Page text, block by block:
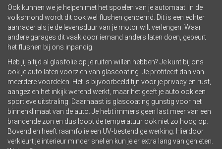
Ook kunnen we je helpen met het spoelen van je automaat. In de
volksmond wordt dit ook wel flushen genoemd. Dit is een echter
aanrader als je de levensduur van je motor wilt verlengen. Waar
andere garages dit vaak door iemand anders laten doen, gebeurt
het flushen bij ons inpandig.
Heb jij altijd al glasfolie op je ruiten willen hebben? Je kunt bij ons
ook je auto laten voorzien van glascoating. Je profiteert dan van
meerdere voordelen. Het is bijvoorbeeld fijn voor je privacy en rust,
aangezien het inkijk werend werkt, maar het geeft je auto ook een
sportieve uitstraling. Daarnaast is glascoating gunstig voor het
binnenklimaat van de auto. Je hebt immers geen last meer van een
brandende zon en dus loopt de temperatuur ook niet zo hoog op.
Bovendien heeft raamfolie een UV-bestendige werking. Hierdoor
verkleurt je interieur minder snel en kun je er extra lang van genieten.